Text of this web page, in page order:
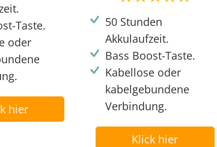
Taste.
oder
hier
50 Stunden
Akkulaufzeit.
Bass Boost-Taste.
Kabellose oder
kabelgebundene
Verbindung.
Klick hier